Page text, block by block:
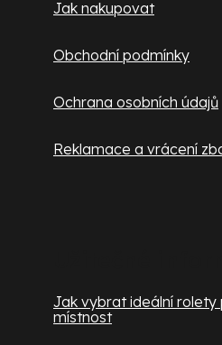
Jak nakupovat
Obchodní podmínky
Ochrana osobních údajů
Reklamace a vrácení
Jak vybrat ideální rolety
místnost